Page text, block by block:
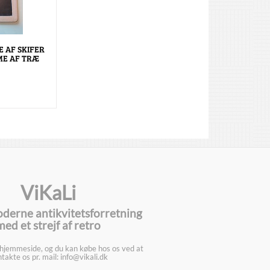
AF SKIFER
AF TRÆ
ViKaLi
antikvitetsforretning
et strejf af retro
og du kan købe hos os ved at
os pr. mail: info@vikali.dk